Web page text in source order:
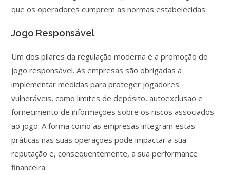
que os operadores cumprem as normas estabelecidas.
Jogo Responsável
Um dos pilares da regulação moderna é a promoção do
jogo responsável. As empresas são obrigadas a
implementar medidas para proteger jogadores
vulneráveis, como limites de depósito, autoexclusão e
fornecimento de informações sobre os riscos associados
ao jogo. A forma como as empresas integram estas
práticas nas suas operações pode impactar a sua
reputação e, consequentemente, a sua performance
financeira.